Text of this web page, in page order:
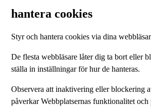
hantera cookies
Styr och hantera cookies via dina
De flesta webbläsare låter dig ta bort eller
ställa in inställningar för hur de hanteras.
Observera att inaktivering eller blockering
påverkar Webbplatsernas funktionalitet och